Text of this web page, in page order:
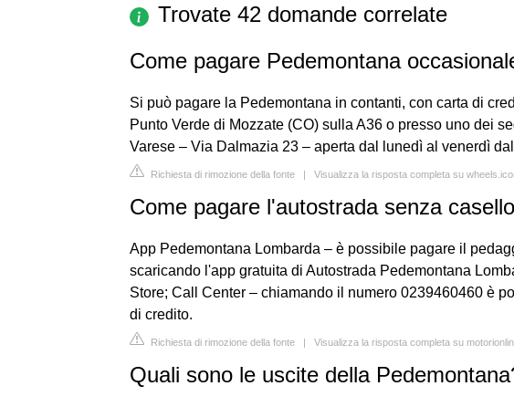
Trovate 42 domande correlate
Come pagare Pedemontana
Si può pagare la Pedemontana in contanti, con carta di
Punto Verde di Mozzate (CO) sulla A36 o presso uno dei
Varese – Via Dalmazia 23 – aperta dal lunedì al venerdì
Richiesta di rimozione della fonte | Visualizza la risposta completa su
Come pagare l'autostrada senza
App Pedemontana Lombarda – è possibile pagare il
scaricando l'app gratuita di Autostrada Pedemontana
Store; Call Center – chiamando il numero 0239460460 è
di credito.
Richiesta di rimozione della fonte | Visualizza la risposta completa su
Quali sono le uscite della